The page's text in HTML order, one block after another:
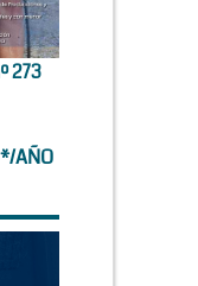
273
AÑO